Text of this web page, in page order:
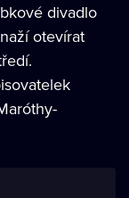
divadlo
otevírat